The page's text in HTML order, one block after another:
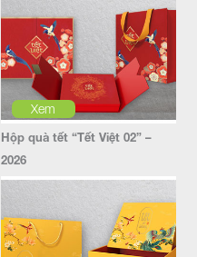
Xem
Hộp quà tết “Tết Việt 02” –
2026